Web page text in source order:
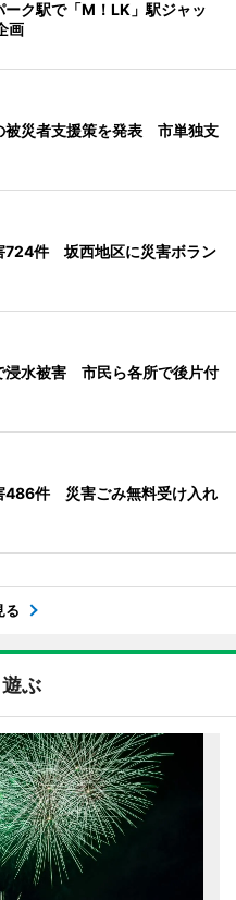
ーク駅で「M！LK」駅ジャッ
画
被災者支援策を発表 市単独支
724件 坂西地区に災害ボラン
浸水被害 市民ら各所で後片付
486件 災害ごみ無料受け入れ
る
ぶ